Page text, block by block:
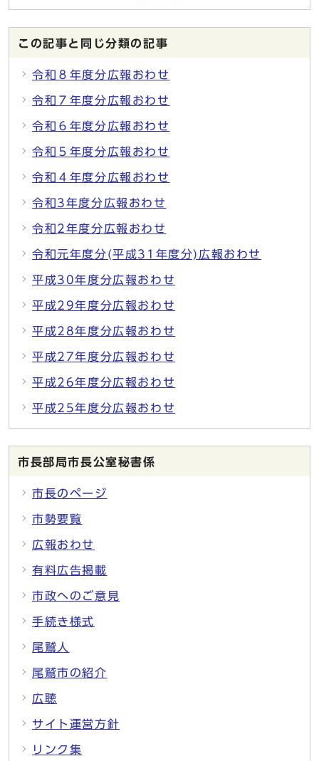
この記事と同じ分類の記事
令和８年度分広報おわせ
令和７年度分広報おわせ
令和６年度分広報おわせ
令和５年度分広報おわせ
令和４年度分広報おわせ
令和3年度分広報おわせ
令和2年度分広報おわせ
令和元年度分(平成31年度分)広報おわせ
平成30年度分広報おわせ
平成29年度分広報おわせ
平成28年度分広報おわせ
平成27年度分広報おわせ
平成26年度分広報おわせ
平成25年度分広報おわせ
市長部局市長公室秘書係
市長のページ
市勢要覧
広報おわせ
有料広告掲載
市政へのご意見
手続き様式
尾鷲人
尾鷲市の紹介
広聴
サイト運営方針
リンク集